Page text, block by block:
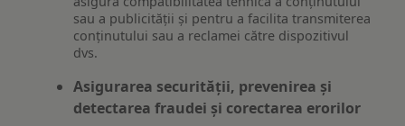
sau a publicității și pentru a facilita transmiterea
conținutului sau a reclamei către dispozitivul
dvs.
Asigurarea securității, prevenirea și
detectarea fraudei și corectarea erorilor